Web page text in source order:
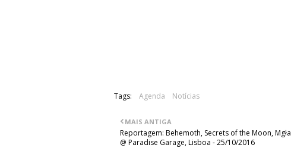
Tags: Agenda Notícias
MAIS ANTIGA
Reportagem: Behemoth, Secrets of the Moon, Mgła
@ Paradise Garage, Lisboa - 25/10/2016